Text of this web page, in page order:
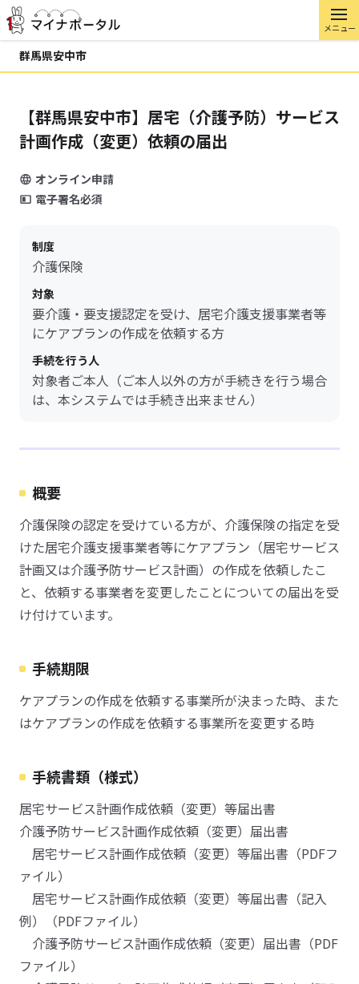
メニュー
群馬県安中市
【群馬県安中市】居宅（介護予防）サービス
計画作成（変更）依頼の届出
オンライン申請
電子署名必須
制度
介護保険
対象
要介護・要支援認定を受け、居宅介護支援事業者等
にケアプランの作成を依頼する方
手続を行う人
対象者ご本人（ご本人以外の方が手続きを行う場合
は、本システムでは手続き出来ません）
概要
介護保険の認定を受けている方が、介護保険の指定を受
けた居宅介護支援事業者等にケアプラン（居宅サービス
計画又は介護予防サービス計画）の作成を依頼したこ
と、依頼する事業者を変更したことについての届出を受
け付けています。
手続期限
ケアプランの作成を依頼する事業所が決まった時、また
はケアプランの作成を依頼する事業所を変更する時
手続書類（様式）
居宅サービス計画作成依頼（変更）等届出書
介護予防サービス計画作成依頼（変更）届出書
居宅サービス計画作成依頼（変更）等届出書（PDFフ
ァイル）
居宅サービス計画作成依頼（変更）等届出書（記入
例）（PDFファイル）
介護予防サービス計画作成依頼（変更）届出書（PDF
ファイル）